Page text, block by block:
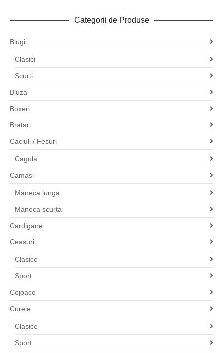
Categorii de Produse
Blugi
Clasici
Scurti
Bluza
Boxeri
Bratari
Caciuli / Fesuri
Cagula
Camasi
Maneca lunga
Maneca scurta
Cardigane
Ceasuri
Clasice
Sport
Cojoace
Curele
Clasice
Sport